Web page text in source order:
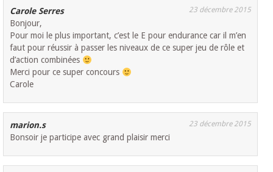
Carole Serres 23 décembre 2015
Bonjour,
Pour moi le plus important, c’est le E pour endurance car il m’en
faut pour réussir à passer les niveaux de ce super jeu de rôle et
d’action combinées
Merci pour ce super concours
Carole
marion.s 23 décembre 2015
Bonsoir je participe avec grand plaisir merci